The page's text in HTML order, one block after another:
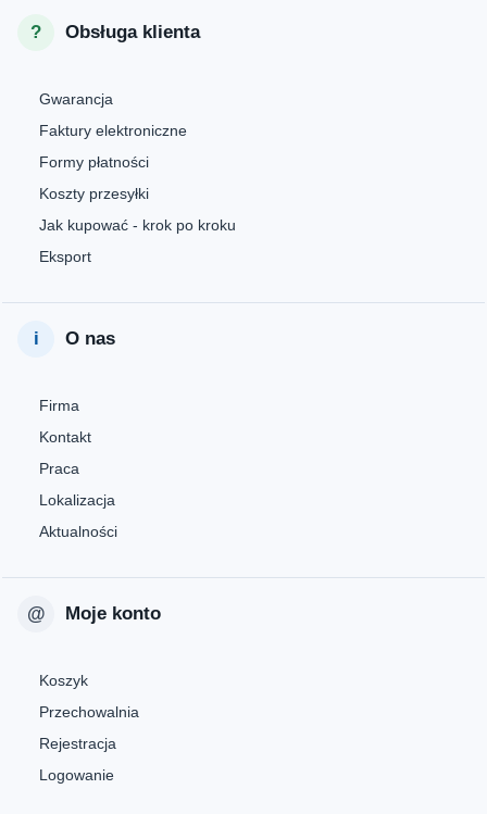
Obsługa klienta
Gwarancja
Faktury elektroniczne
Formy płatności
Koszty przesyłki
Jak kupować - krok po kroku
Eksport
O nas
Firma
Kontakt
Praca
Lokalizacja
Aktualności
Moje konto
Koszyk
Przechowalnia
Rejestracja
Logowanie